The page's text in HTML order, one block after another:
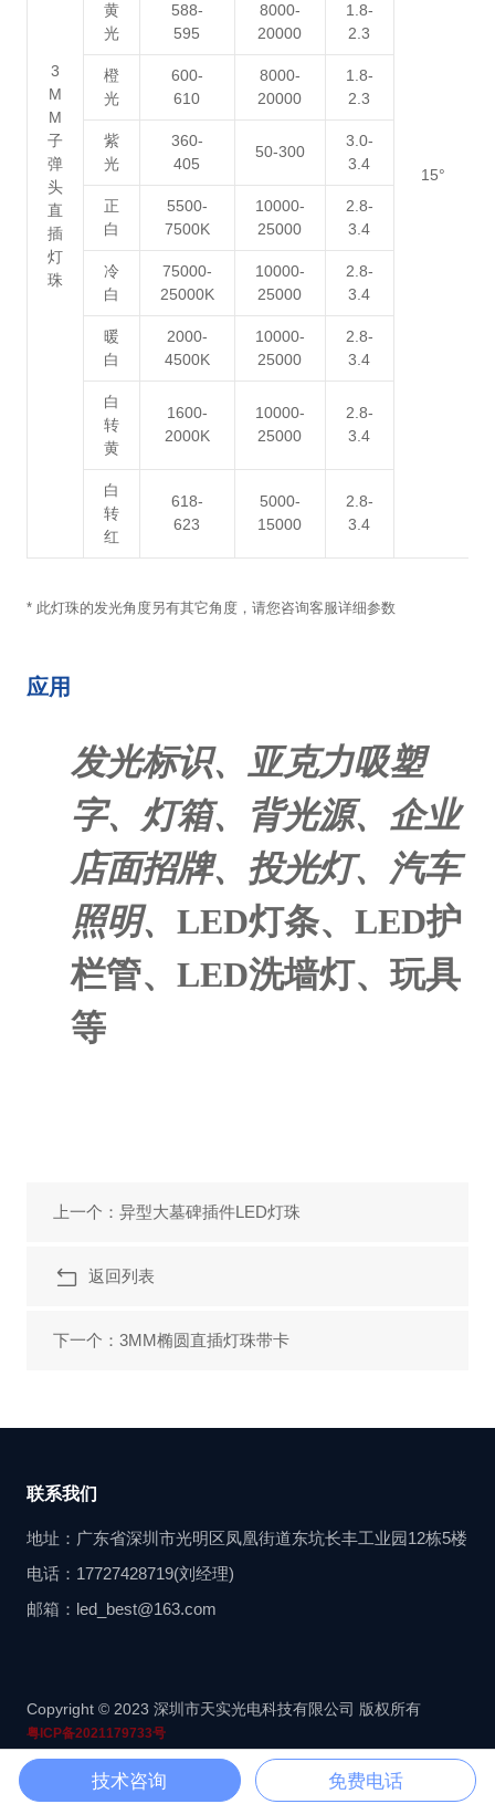
3
M
M
子
弹
头
直
插
灯
珠
15°
黄
光
588-
595
8000-
20000
1.8-
2.3
橙
光
600-
610
8000-
20000
1.8-
2.3
紫
光
360-
405
50-300
3.0-
3.4
正
白
5500-
7500K
10000-
25000
2.8-
3.4
冷
白
75000-
25000K
10000-
25000
2.8-
3.4
暖
白
2000-
4500K
10000-
25000
2.8-
3.4
白
转
黄
1600-
2000K
10000-
25000
2.8-
3.4
白
转
红
618-
623
5000-
15000
2.8-
3.4
* 此灯珠的发光角度另有其它角度，请您咨询客服详细参数
应用
发光标识、亚克力吸塑
字、灯箱、背光源、企业
店面招牌、投光灯、汽车
照明、 LED灯条、 LED护
栏管、 LED洗墙灯、玩具
等
上一个：异型大墓碑插件LED灯珠
返回列表
下一个：3MM椭圆直插灯珠带卡
联系我们
地址：广东省深圳市光明区凤凰街道东坑长丰工业园12栋5楼
电话：17727428719(刘经理)
邮箱：led_best@163.com
Copyright © 2023 深圳市天实光电科技有限公司 版权所有
粤ICP备2021179733号
网站首页 产品系列 联系方式
技术咨询 免费电话